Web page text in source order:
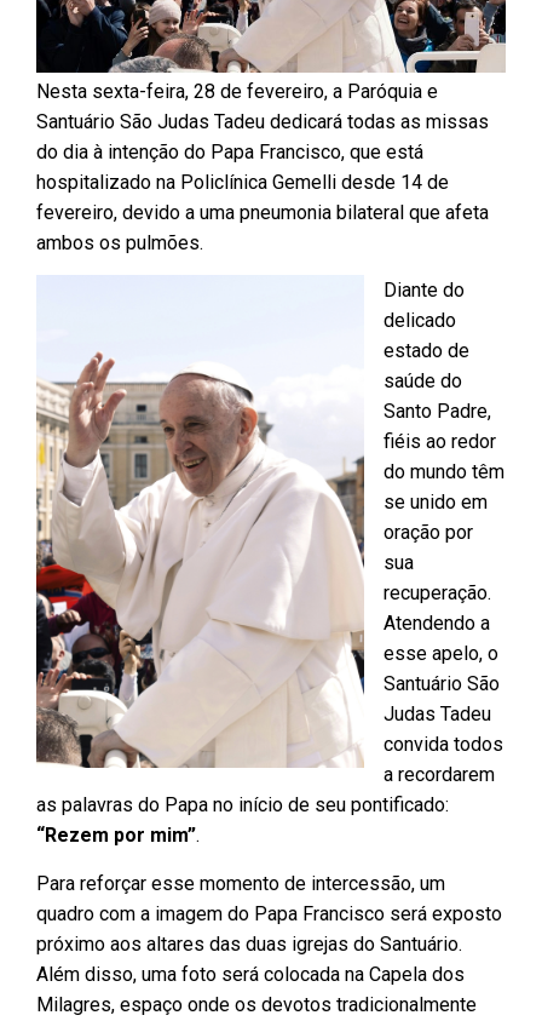
Nesta sexta-feira, 28 de fevereiro, a Paróquia e
Santuário São Judas Tadeu dedicará todas as missas
do dia à intenção do Papa Francisco, que está
hospitalizado na Policlínica Gemelli desde 14 de
fevereiro, devido a uma pneumonia bilateral que afeta
ambos os pulmões.
Diante do
delicado
estado de
saúde do
Santo Padre,
fiéis ao redor
do mundo têm
se unido em
oração por
sua
recuperação.
Atendendo a
esse apelo, o
Santuário São
Judas Tadeu
convida todos
a recordarem
as palavras do Papa no início de seu pontificado:
“Rezem por mim”.
Para reforçar esse momento de intercessão, um
quadro com a imagem do Papa Francisco será exposto
próximo aos altares das duas igrejas do Santuário.
Além disso, uma foto será colocada na Capela dos
Milagres, espaço onde os devotos tradicionalmente